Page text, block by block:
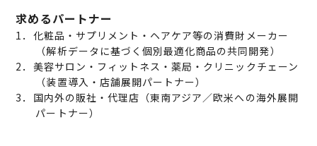
求めるパートナー
1．化粧品・サプリメント・ヘアケア等の消費財メーカー
（解析データに基づく個別最適化商品の共同開発）
2．美容サロン・フィットネス・薬局・クリニックチェーン
（装置導入・店舗展開パートナー）
3．国内外の販社・代理店（東南アジア／欧米への海外展開
パートナー）